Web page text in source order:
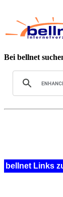
Bei bellnet
bellnet Links